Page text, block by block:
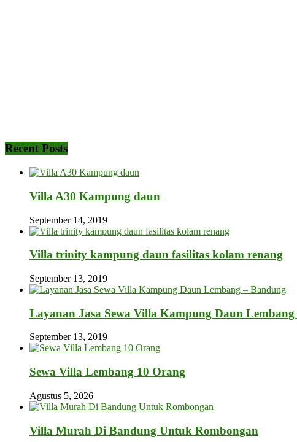
Recent Posts
Villa A30 Kampung daun
September 14, 2019
Villa trinity kampung daun fasilitas kolam renang
September 13, 2019
Layanan Jasa Sewa Villa Kampung Daun
September 13, 2019
Sewa Villa Lembang 10 Orang
Agustus 5, 2026
Villa Murah Di Bandung Untuk Rombongan